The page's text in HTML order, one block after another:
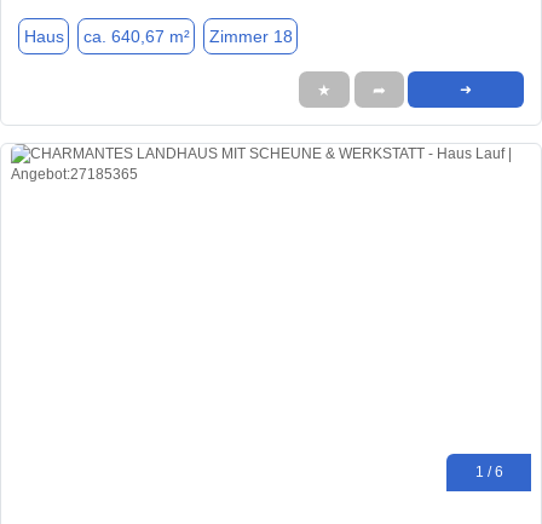
Haus ca. 640,67 m² Zimmer 18
★ ➦ ➜
1 / 6